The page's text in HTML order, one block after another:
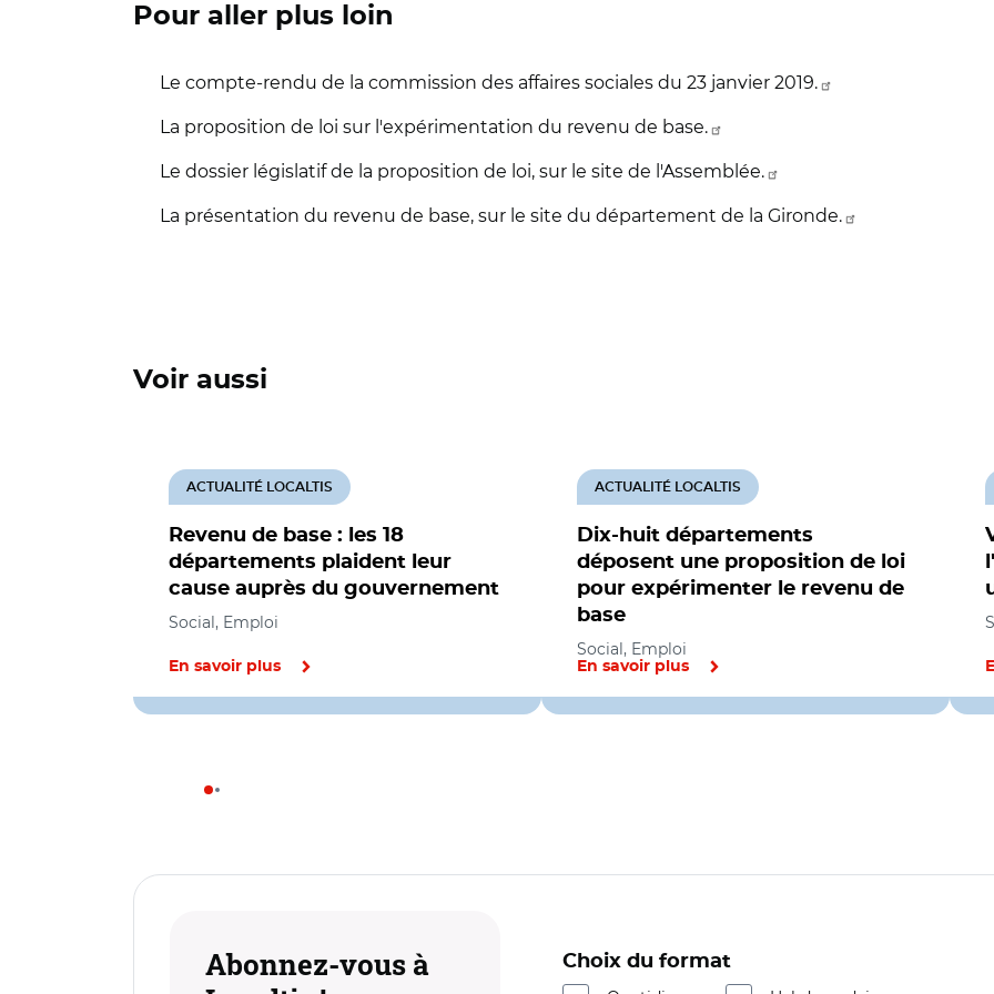
Pour aller plus loin
Le compte-rendu de la commission des affaires sociales du 23 janvier 2019.
La proposition de loi sur l'expérimentation du revenu de base.
Le dossier législatif de la proposition de loi, sur le site de l'Assemblée.
La présentation du revenu de base, sur le site du département de la Gironde.
Voir aussi
Revenu de base : les 18
départements plaident leur
cause auprès du gouvernement
ACTUALITÉ LOCALTIS
Social, Emploi
En savoir plus
Dix-huit départements
déposent une proposition de loi
pour expérimenter le revenu de
base
ACTUALITÉ LOCALTIS
Social, Emploi
En savoir plus
Abonnez-vous à
Choix du format